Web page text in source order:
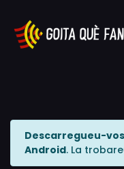
Descarregueu-
Android. La